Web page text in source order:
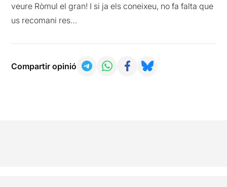
veure Ròmul el gran! I si ja els coneixeu, no fa falta que
us recomani res…
Compartir opinió